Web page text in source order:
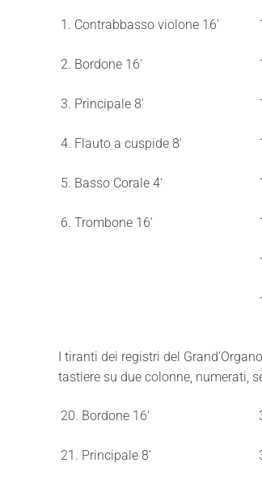
1. Contrabbasso violone 16'
2. Bordone 16'
3. Principale 8'
4. Flauto a cuspide 8'
5. Basso Corale 4'
6. Trombone 16'
I tiranti dei registri del
tastiere su due colonne, numerati,
20. Bordone 16'
21. Principale 8'